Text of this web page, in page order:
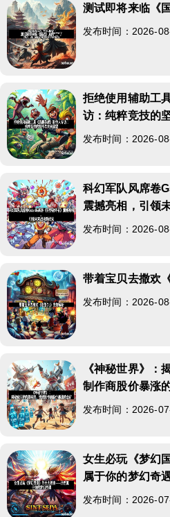
测试即将来临《
发布时间：2026-
拒绝使用辅助工
访：纯粹竞技的
发布时间：2026-
科幻军队风席卷
震撼亮相，引领
发布时间：2026-
带着宝贝去撒欢
发布时间：2026-
《神秘世界》：
制作商股价暴涨
发布时间：2026-
女生必玩《梦幻
属于你的梦幻奇
发布时间：2026-